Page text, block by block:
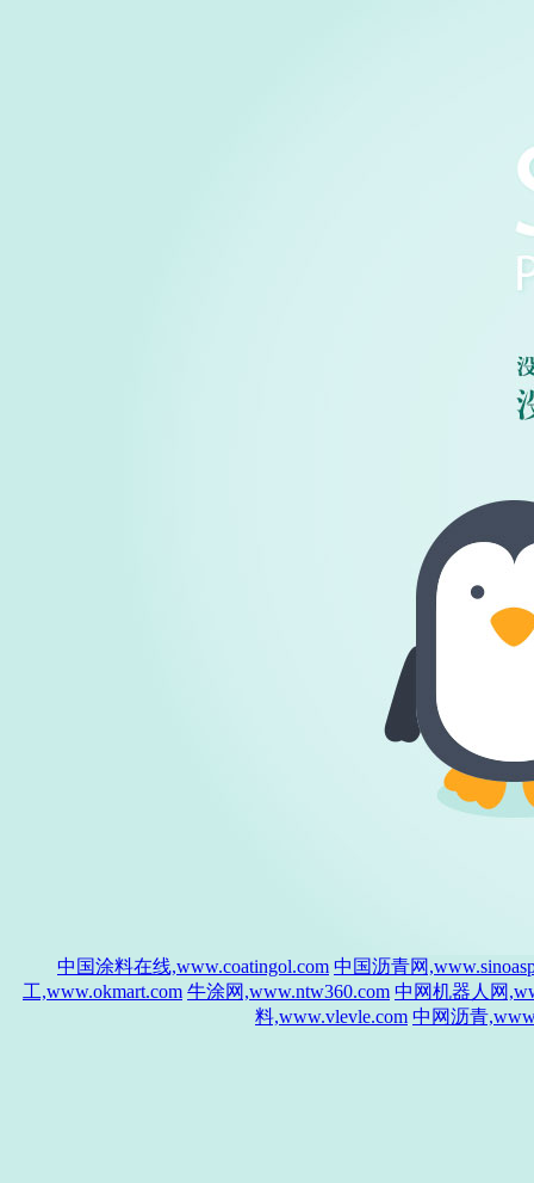
中国涂料在线,www.coatingol.com 中国沥青网
工,www.okmart.com 牛涂网,www.ntw360.com 中网机器人网
料,www.vlevle.com 中网沥青